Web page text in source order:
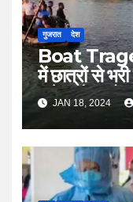
गुजरात देश
Boat
में छात्रों से
समेत नौ बच्चों
JAN 18, 2024